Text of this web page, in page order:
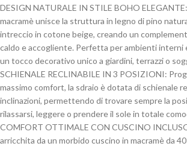
DESIGN NATURALE IN STILE BOHO
macramè unisce la struttura in legno di pino
intreccio in cotone beige, creando un
caldo e accogliente. Perfetta per ambienti interni
un tocco decorativo unico a giardini, terrazzi o
SCHIENALE RECLINABILE IN 3 POSIZIONI:
massimo comfort, la sdraio è dotata di schienale
inclinazioni, permettendo di trovare sempre la
rilassarsi, leggere o prendere il sole in totale
COMFORT OTTIMALE CON CUSCINO
arricchita da un morbido cuscino in macramè da